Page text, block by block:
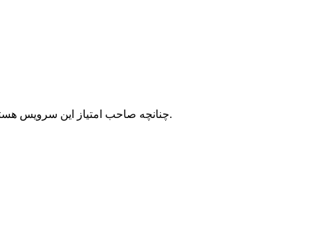
چنانچه صاحب امتیاز این سرویسبا شرکت سرورپارس تماس حاصل نمایید.